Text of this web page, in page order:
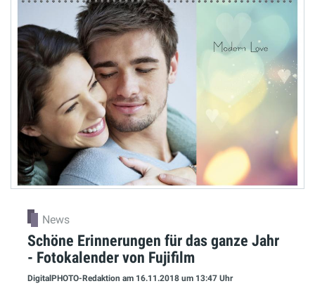
News
Schöne Erinnerungen für das ganze Jahr
- Fotokalender von Fujifilm
DigitalPHOTO-Redaktion am 16.11.2018 um 13:47 Uhr